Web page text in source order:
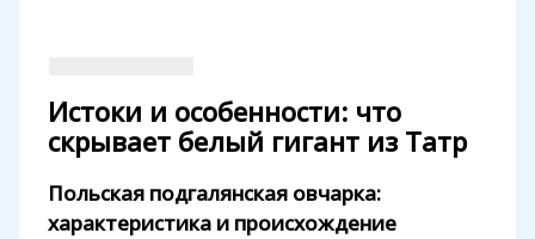
Истоки и особенности: что
скрывает белый гигант из Татр
Польская подгалянская овчарка:
характеристика и происхождение